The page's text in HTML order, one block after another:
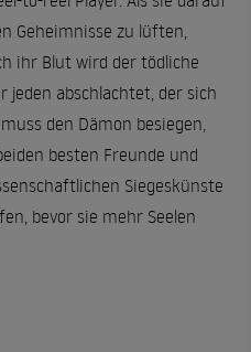
Geheimnisse zu lüften,
ihr Blut wird der tödliche
jeden abschlachtet, der sich
den Dämon besiegen,
besten Freunde und
Siegeskünste
bevor sie mehr Seelen